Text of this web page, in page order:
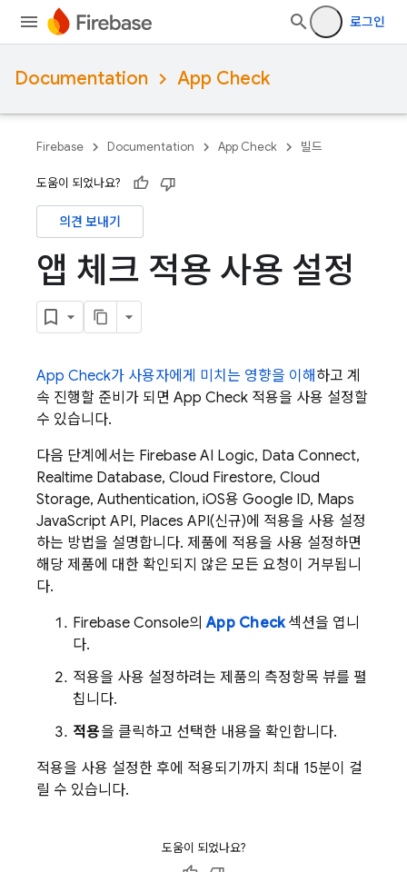
로그인
Documentation App Check
Firebase Documentation App Check 빌드
도움이 되었나요?
의견 보내기
앱 체크 적용 사용 설정
App Check가 사용자에게 미치는 영향을 이해 하고 계
속 진행할 준비가 되면 App Check 적용을 사용 설정할
수 있습니다.
다음 단계에서는 Firebase AI Logic, Data Connect,
Realtime Database, Cloud Firestore, Cloud
Storage, Authentication, iOS용 Google ID, Maps
JavaScript API, Places API(신규)에 적용을 사용 설정
하는 방법을 설명합니다. 제품에 적용을 사용 설정하면
해당 제품에 대한 확인되지 않은 모든 요청이 거부됩니
다.
Firebase Console의App Check섹션을 엽니
다.
적용을 사용 설정하려는 제품의 측정항목 뷰를 펼
칩니다.
적용을 클릭하고 선택한 내용을 확인합니다.
적용을 사용 설정한 후에 적용되기까지 최대 15분이 걸
릴 수 있습니다.
도움이 되었나요?